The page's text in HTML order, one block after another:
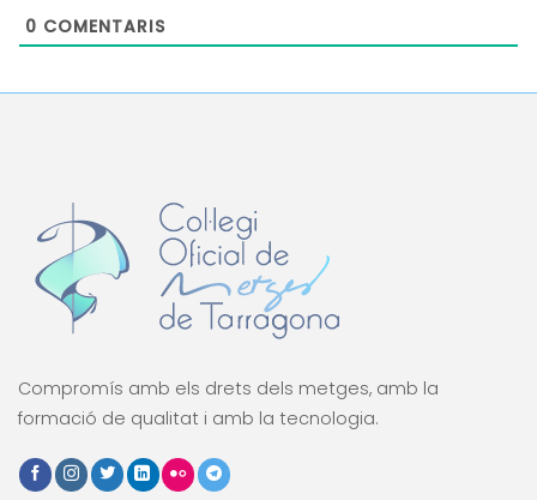
0 COMENTARIS
Compromís amb els drets dels metges, amb la
formació de qualitat i amb la tecnologia.